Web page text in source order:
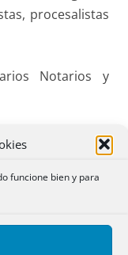
funcione bien y para
procesalistas
Notarios y
escriben
Álvarez Royo-
y Fernando
la vivienda, los
Prieto y Diego